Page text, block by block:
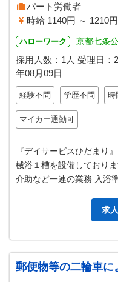
パート労働者
時給 1140円 ～ 1210円
ハローワーク 京都七条
採用人数：1人 受理日：
年08月09日
経験不問 学歴不問 時
マイカー通勤可
『デイサービスひだまり
械浴１槽を設備しており
介助など一連の業務 入浴
求
郵便物等の二輪車に